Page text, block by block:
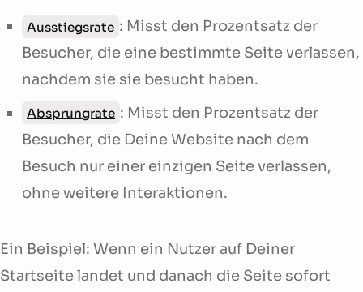
Ausstiegsrate : Misst den Prozentsatz der
Besucher, die eine bestimmte Seite verlassen,
nachdem sie sie besucht haben.
Absprungrate : Misst den Prozentsatz der
Besucher, die Deine Website nach dem
Besuch nur einer einzigen Seite verlassen,
ohne weitere Interaktionen.
Ein Beispiel: Wenn ein Nutzer auf Deiner
Startseite landet und danach die Seite sofort